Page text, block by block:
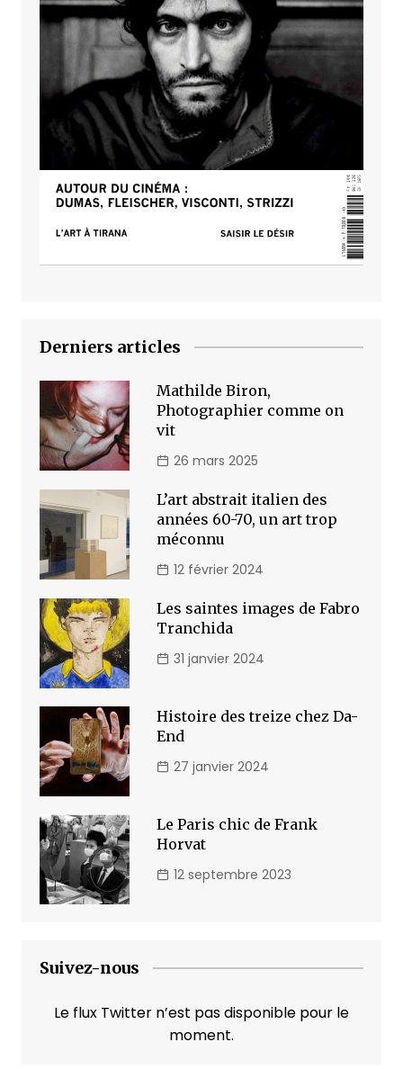
Derniers articles
Mathilde Biron,
Photographier comme on
vit
26 mars 2025
L’art abstrait italien des
années 60-70, un art trop
méconnu
12 février 2024
Les saintes images de Fabro
Tranchida
31 janvier 2024
Histoire des treize chez Da-
End
27 janvier 2024
Le Paris chic de Frank
Horvat
12 septembre 2023
Suivez-nous
Le flux Twitter n’est pas disponible pour le
moment.